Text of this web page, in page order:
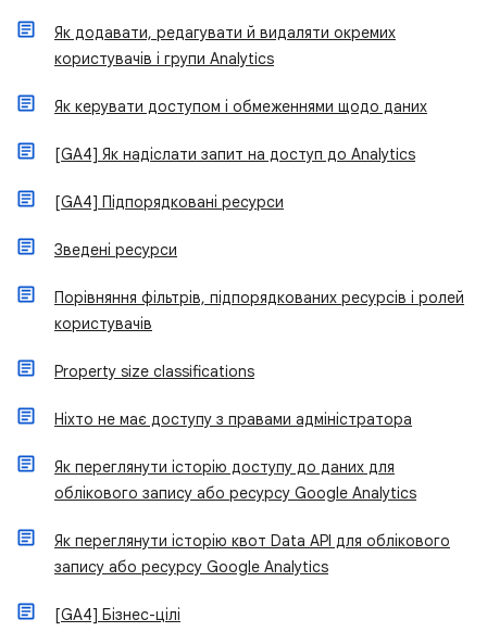
Як додавати, редагувати й видаляти окремих
користувачів і групи Analytics
Як керувати доступом і обмеженнями щодо даних
[GA4] Як надіслати запит на доступ до Analytics
[GA4] Підпорядковані ресурси
Зведені ресурси
Порівняння фільтрів, підпорядкованих ресурсів і ролей
користувачів
Property size classifications
Ніхто не має доступу з правами адміністратора
Як переглянути історію доступу до даних для
облікового запису або ресурсу Google Analytics
Як переглянути історію квот Data API для облікового
запису або ресурсу Google Analytics
[GA4] Бізнес-цілі